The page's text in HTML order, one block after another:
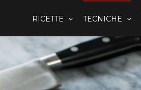
RICETTE TECNICHE